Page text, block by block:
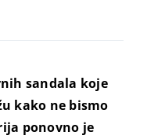
sandala koje
kako ne bismo
ponovno je